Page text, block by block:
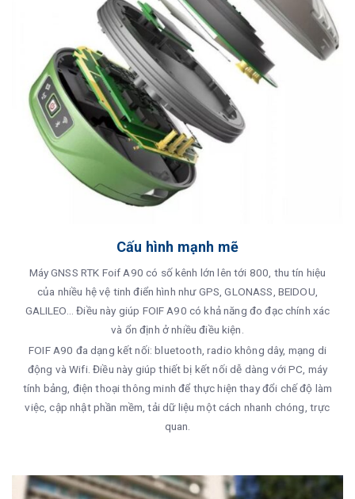
Cấu hình mạnh mẽ
Máy GNSS RTK Foif A90 có số kênh lớn lên tới 800, thu tín hiệu
của nhiều hệ vệ tinh điển hình như GPS, GLONASS, BEIDOU,
GALILEO... Điều này giúp FOIF A90 có khả năng đo đạc chính xác
và ổn định ở nhiều điều kiện.
FOIF A90 đa dạng kết nối: bluetooth, radio không dây, mạng di
động và Wifi. Điều này giúp thiết bị kết nối dễ dàng với PC, máy
tính bảng, điện thoại thông minh để thực hiện thay đổi chế độ làm
việc, cập nhật phần mềm, tải dữ liệu một cách nhanh chóng, trực
quan.